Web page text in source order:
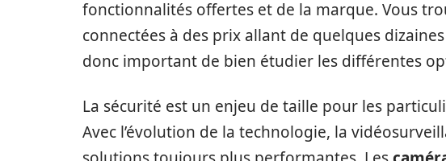
fonctionnalités offertes et de la marque. Vous
connectées à des prix allant de quelques
donc important de bien étudier les différentes
La sécurité est un enjeu de taille pour les
Avec l’évolution de la technologie, la